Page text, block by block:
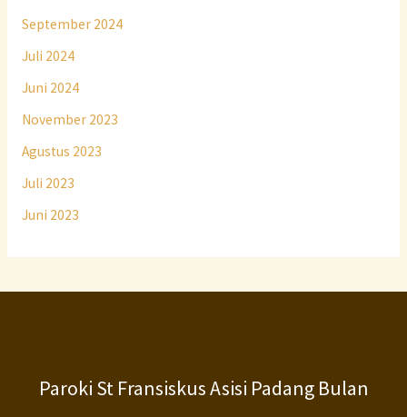
September 2024
Juli 2024
Juni 2024
November 2023
Agustus 2023
Juli 2023
Juni 2023
Paroki St Fransiskus Asisi Padang Bulan